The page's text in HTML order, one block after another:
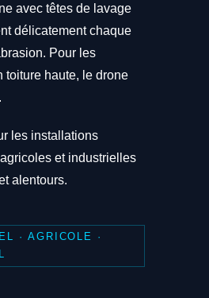
avec têtes de lavage
délicatement chaque
Pour les
toiture haute, le drone
les installations
et industrielles
alentours.
· AGRICOLE ·